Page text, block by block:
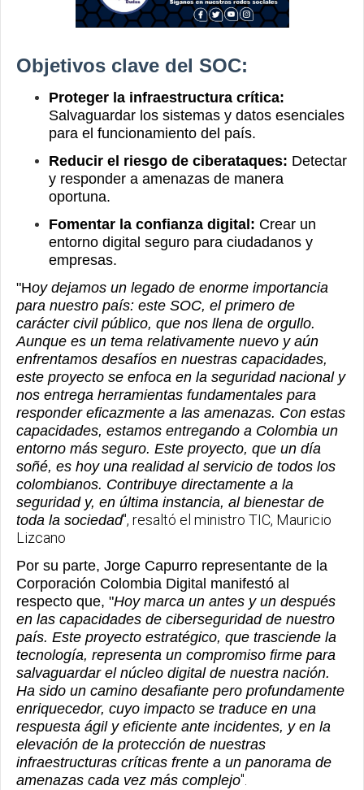
Objetivos clave del SOC:
Proteger la infraestructura crítica:
Salvaguardar los sistemas y datos esenciales
para el funcionamiento del país.
Reducir el riesgo de ciberataques: Detectar
y responder a amenazas de manera
oportuna.
Fomentar la confianza digital: Crear un
entorno digital seguro para ciudadanos y
empresas.
"Hoy dejamos un legado de enorme importancia
para nuestro país: este SOC, el primero de
carácter civil público, que nos llena de orgullo.
Aunque es un tema relativamente nuevo y aún
enfrentamos desafíos en nuestras capacidades,
este proyecto se enfoca en la seguridad nacional y
nos entrega herramientas fundamentales para
responder eficazmente a las amenazas. Con estas
capacidades, estamos entregando a Colombia un
entorno más seguro. Este proyecto, que un día
soñé, es hoy una realidad al servicio de todos los
colombianos. Contribuye directamente a la
seguridad y, en última instancia, al bienestar de
toda la sociedad", resaltó el ministro TIC, Mauricio
Lizcano
Por su parte, Jorge Capurro representante de la
Corporación Colombia Digital manifestó al
respecto que, "Hoy marca un antes y un después
en las capacidades de ciberseguridad de nuestro
país. Este proyecto estratégico, que trasciende la
tecnología, representa un compromiso firme para
salvaguardar el núcleo digital de nuestra nación.
Ha sido un camino desafiante pero profundamente
enriquecedor, cuyo impacto se traduce en una
respuesta ágil y eficiente ante incidentes, y en la
elevación de la protección de nuestras
infraestructuras críticas frente a un panorama de
amenazas cada vez más complejo".